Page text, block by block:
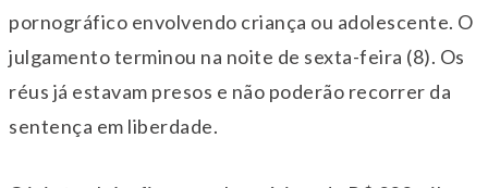
pornográfico envolvendo criança ou adolescente. O
julgamento terminou na noite de sexta-feira (8). Os
réus já estavam presos e não poderão recorrer da
sentença em liberdade.